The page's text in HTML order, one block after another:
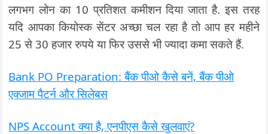
लगभग लोन का 10 प्रतिशत कमीशन दिया जाता है. इस तरह
यदि आपका कियोस्क सेंटर अच्छा चल रहा है तो आप हर महीने
25 से 30 हजार रुपये या फिर उससे भी ज्यादा कमा सकते हैं.
Bank PO Preparation: बैंक पीओ कैसे बनें, बैंक पीओ
एक्जाम पैटर्न और सिलेबस
NPS Account क्या है, एनपीएस कैसे खुलवाएं?